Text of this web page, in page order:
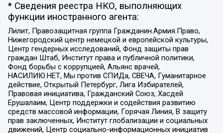
* Сведения реестра НКО, выполняющих
функции иностранного агента:
Лилит, Правозащитная группа Гражданин.Армия.Право,
Нижегородский центр немецкой и европейской культуры,
Центр гендерных исследований, Фонд защиты прав
граждан Штаб, Институт права и публичной политики,
Фонд борьбы с коррупцией, Альянс врачей,
НАСИЛИЮ.НЕТ, Мы против СПИДа, СВЕЧА, Гуманитарное
действие, Открытый Петербург, Лига Избирателей,
Правовая инициатива, Гражданский Союз, Хасдей
Ерушалаим, Центр поддержки и содействия развитию
средств массовой информации, Горячая Линия, В защиту
прав заключенных, Институт глобализации и социальных
движений, Центр социально-информационных инициатив